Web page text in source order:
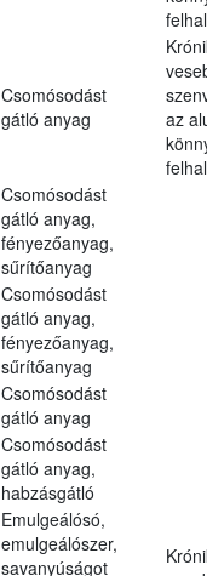
Csomósodást
gátló anyag
az
Csomósodást
gátló anyag,
fényezőanyag,
sűrítőanyag
Csomósodást
gátló anyag,
fényezőanyag,
sűrítőanyag
Csomósodást
gátló anyag
Csomósodást
gátló anyag,
habzásgátló
Emulgeálósó,
emulgeálószer,
savanyúságot